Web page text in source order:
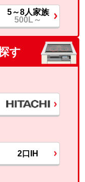
5～8人家族
500L～
す
2口IH